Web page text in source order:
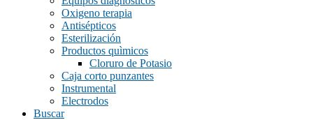
plata/azul(0)
plata/azul, plata/rojo, plata/negro
plata/negro(0)
rojo(0)
verde(0)
Oxigeno terapia
Antisépticos
Esterilización
Productos quìmicos
Cloruro de Potasio
Caja corto punzantes
Instrumental
Electrodos
Buscar